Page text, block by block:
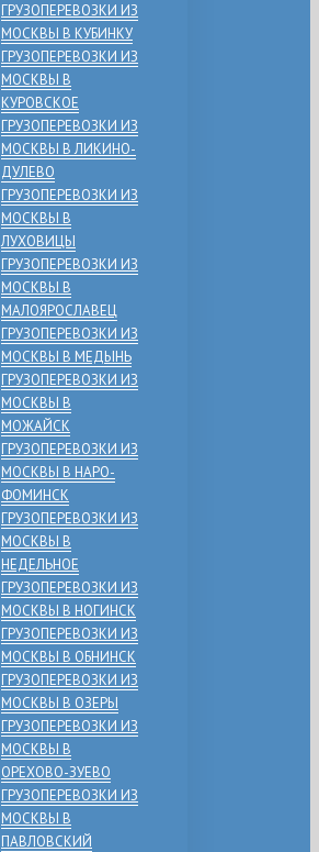
ГРУЗОПЕРЕВОЗКИ ИЗ
МОСКВЫ В КУБИНКУ
ГРУЗОПЕРЕВОЗКИ ИЗ
МОСКВЫ В
КУРОВСКОЕ
ГРУЗОПЕРЕВОЗКИ ИЗ
МОСКВЫ В ЛИКИНО-
ДУЛЕВО
ГРУЗОПЕРЕВОЗКИ ИЗ
МОСКВЫ В
ЛУХОВИЦЫ
ГРУЗОПЕРЕВОЗКИ ИЗ
МОСКВЫ В
МАЛОЯРОСЛАВЕЦ
ГРУЗОПЕРЕВОЗКИ ИЗ
МОСКВЫ В МЕДЫНЬ
ГРУЗОПЕРЕВОЗКИ ИЗ
МОСКВЫ В
МОЖАЙСК
ГРУЗОПЕРЕВОЗКИ ИЗ
МОСКВЫ В НАРО-
ФОМИНСК
ГРУЗОПЕРЕВОЗКИ ИЗ
МОСКВЫ В
НЕДЕЛЬНОЕ
ГРУЗОПЕРЕВОЗКИ ИЗ
МОСКВЫ В НОГИНСК
ГРУЗОПЕРЕВОЗКИ ИЗ
МОСКВЫ В ОБНИНСК
ГРУЗОПЕРЕВОЗКИ ИЗ
МОСКВЫ В ОЗЕРЫ
ГРУЗОПЕРЕВОЗКИ ИЗ
МОСКВЫ В
ОРЕХОВО-ЗУЕВО
ГРУЗОПЕРЕВОЗКИ ИЗ
МОСКВЫ В
ПАВЛОВСКИЙ